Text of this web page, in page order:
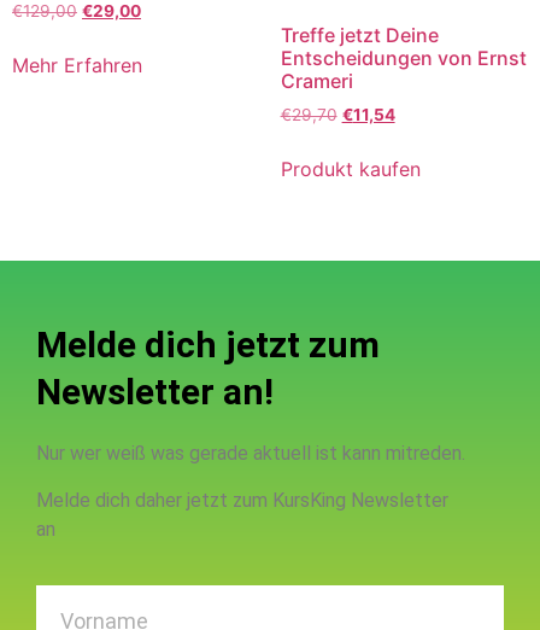
€129,00 €29,00
Mehr Erfahren
Treffe jetzt Deine
Entscheidungen von Ernst
Crameri
€29,70 €11,54
Produkt kaufen
Melde dich jetzt zum
Newsletter an!
Nur wer weiß was gerade aktuell ist kann mitreden.
Melde dich daher jetzt zum KursKing Newsletter
an